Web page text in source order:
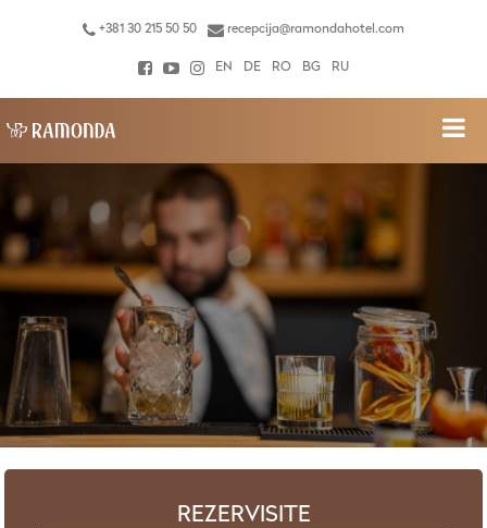
+381 30 215 50 50 recepcija@ramondahotel.com
EN DE RO BG RU
REZERVISITE